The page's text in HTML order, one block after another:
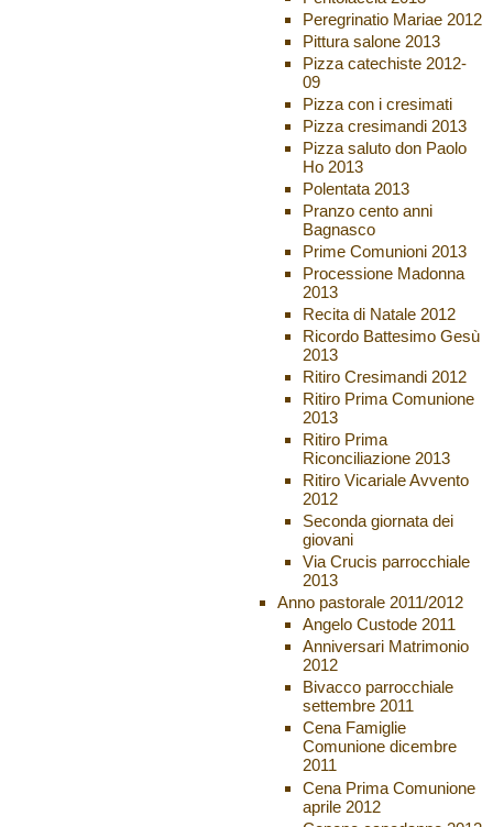
Peregrinatio Mariae 2012
Pittura salone 2013
Pizza catechiste 2012-
09
Pizza con i cresimati
Pizza cresimandi 2013
Pizza saluto don Paolo
Ho 2013
Polentata 2013
Pranzo cento anni
Bagnasco
Prime Comunioni 2013
Processione Madonna
2013
Recita di Natale 2012
Ricordo Battesimo Gesù
2013
Ritiro Cresimandi 2012
Ritiro Prima Comunione
2013
Ritiro Prima
Riconciliazione 2013
Ritiro Vicariale Avvento
2012
Seconda giornata dei
giovani
Via Crucis parrocchiale
2013
Anno pastorale 2011/2012
Angelo Custode 2011
Anniversari Matrimonio
2012
Bivacco parrocchiale
settembre 2011
Cena Famiglie
Comunione dicembre
2011
Cena Prima Comunione
aprile 2012